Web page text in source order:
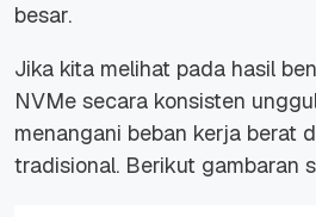
besar.
Jika kita melihat pada hasil
NVMe secara konsisten
menangani beban kerja berat
tradisional. Berikut gambaran